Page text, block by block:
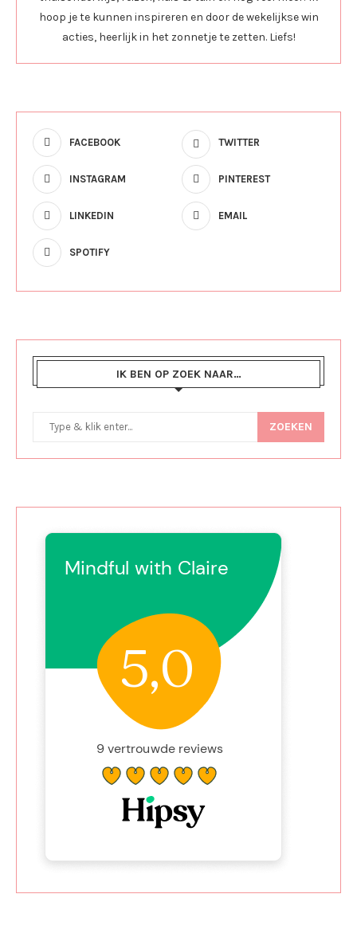
hoop je te kunnen inspireren en door de wekelijkse win
acties, heerlijk in het zonnetje te zetten. Liefs!
FACEBOOK TWITTER
INSTAGRAM PINTEREST
LINKEDIN EMAIL
SPOTIFY
IK BEN OP ZOEK NAAR…
ZOEKEN